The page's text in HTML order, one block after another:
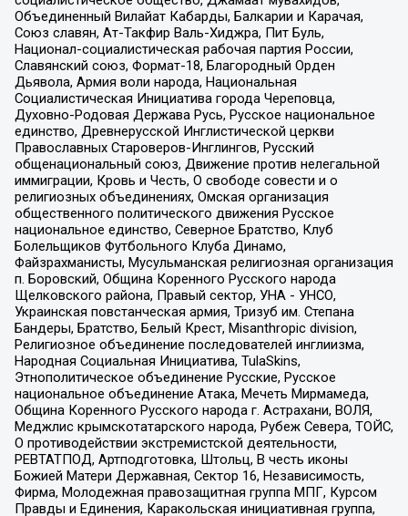
Объединенный Вилайат Кабарды, Балкарии и Карачая,
Союз славян, Ат-Такфир Валь-Хиджра, Пит Буль,
Национал-социалистическая рабочая партия России,
Славянский союз, Формат-18, Благородный Орден
Дьявола, Армия воли народа, Национальная
Социалистическая Инициатива города Череповца,
Духовно-Родовая Держава Русь, Русское национальное
единство, Древнерусской Инглистической церкви
Православных Староверов-Инглингов, Русский
общенациональный союз, Движение против нелегальной
иммиграции, Кровь и Честь, О свободе совести и о
религиозных объединениях, Омская организация
общественного политического движения Русское
национальное единство, Северное Братство, Клуб
Болельщиков Футбольного Клуба Динамо,
Файзрахманисты, Мусульманская религиозная организация
п. Боровский, Община Коренного Русского народа
Щелковского района, Правый сектор, УНА - УНСО,
Украинская повстанческая армия, Тризуб им. Степана
Бандеры, Братство, Белый Крест, Misanthropic division,
Религиозное объединение последователей инглиизма,
Народная Социальная Инициатива, TulaSkins,
Этнополитическое объединение Русские, Русское
национальное объединение Атака, Мечеть Мирмамеда,
Община Коренного Русского народа г. Астрахани, ВОЛЯ,
Меджлис крымскотатарского народа, Рубеж Севера, ТОЙС,
О противодействии экстремистской деятельности,
РЕВТАТПОД, Артподготовка, Штольц, В честь иконы
Божией Матери Державная, Сектор 16, Независимость,
Фирма, Молодежная правозащитная группа МПГ, Курсом
Правды и Единения, Каракольская инициативная группа,